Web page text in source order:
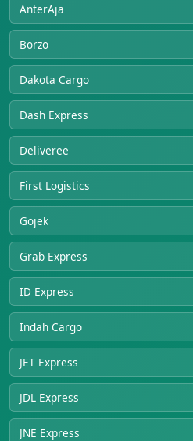
AnterAja
Borzo
Dakota Cargo
Dash Express
Deliveree
First Logistics
Gojek
Grab Express
ID Express
Indah Cargo
JET Express
JDL Express
JNE Express